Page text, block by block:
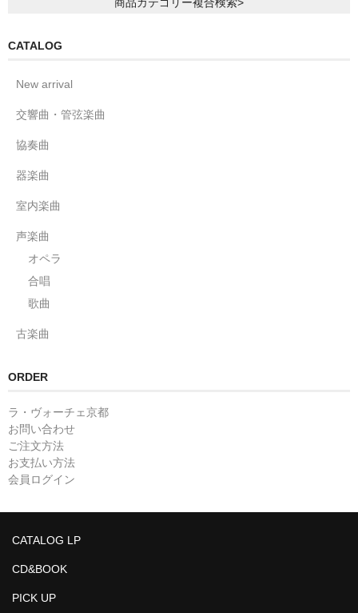
CATALOG
New arrival
交響曲・管弦楽曲
協奏曲
器楽曲
室内楽曲
声楽曲
オペラ
合唱
歌曲
古楽曲
ORDER
ラ・ヴォーチェ京都
お問い合わせ
ご注文方法
お支払い方法
会員ログイン
CATALOG LP
CD&BOOK
PICK UP